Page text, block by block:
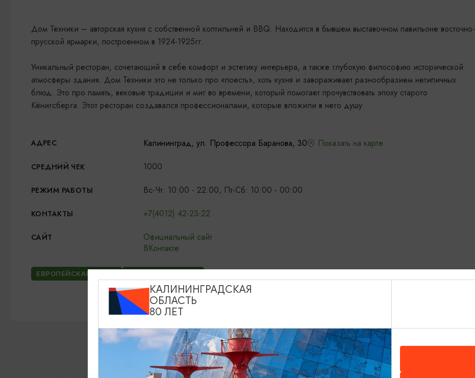
Дом Техники – авторская кухня с собственной коптильней и BBQ. Находится в бывшем выставочном павильоне восточно-
прусской ярмарки, построенном в 1924-1925гг.
Уникальный ресторан, сочетающий в себе комфорт и эстетику интерьера, а также глубокую философию исторической
атмосферы здания. Дом Техники это не только про «поесть», хоть кухня и завораживает разнообразием нетипичных
блюд. Это про память, вековые традиции и миг во времени, который помогает прочувствовать эпоху старого
Кёнигсберга. Этот ресторан создавался профессионалами, которые вложили в него душу.
АДРЕС Калининград, ул. Профессора Баранова, 30 Показать на карте
СРЕДНИЙ ЧЕК 1000
РЕЖИМ РАБОТЫ Вс-Чт: 10:00 - 22:00, Пт-Сб: 10:00 - 00:00
КОНТАКТЫ +7(4012) 42-23-22
САЙТ
Официальный сайт
ВКонтакте
ЕВРОПЕЙСКАЯ КУХНЯ
КАЛИНИНГРАДСКАЯ
ОБЛАСТЬ
80 ЛЕТ